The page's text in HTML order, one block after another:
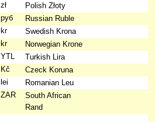
zł
Polish Złoty
руб
Russian Ruble
kr
Swedish Krona
kr
Norwegian Krone
YTL
Turkish Lira
Kč
Czeck Koruna
lei
Romanian Leu
ZAR
South African
Rand